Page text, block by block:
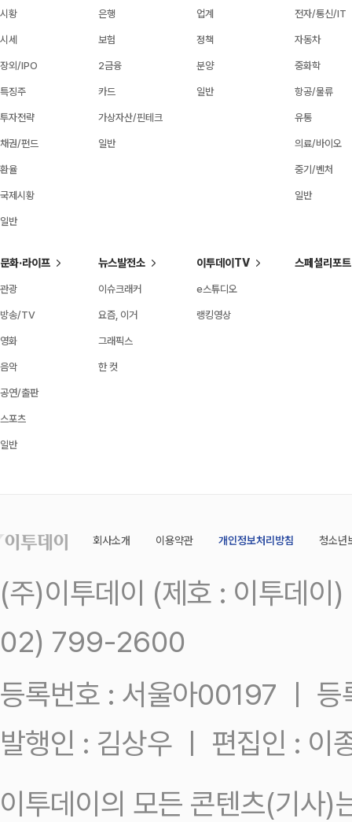
시황
시세
장외/IPO
특징주
투자전략
채권/펀드
환율
국제시황
일반
은행
보험
2금융
카드
가상자산/핀테크
일반
업계
정책
분양
일반
전자/통신/IT
자동차
중화학
항공/물류
유통
의료/바이오
중기/벤처
일반
문화·라이프
관광
방송/TV
영화
음악
공연/출판
스포츠
일반
뉴스발전소
이슈크래커
요즘, 이거
그래픽스
한 컷
이투데이TV
e스튜디오
랭킹영상
스페셜리포트
회사소개 이용약관 개인정보처리방침 청소년
(주)이투데이 (제호 : 이투데
02) 799-2600
등록번호 : 서울아00197 ㅣ
발행인 : 김상우 ㅣ 편집인 : 이
이투데이의 모든 콘텐츠(기사)